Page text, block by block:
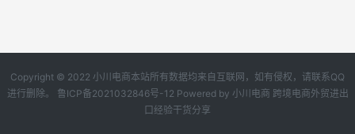
Copyright © 2022 小川电商本站所有数据均来自互联网，如有侵权，请联系QQ
进行删除。 鲁ICP备2021032846号-12 Powered by 小川电商 跨境电商外贸进出
口经验干货分享